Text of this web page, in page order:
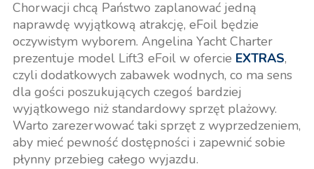
Chorwacji chcą Państwo zaplanować jedną
naprawdę wyjątkową atrakcję, eFoil będzie
oczywistym wyborem. Angelina Yacht Charter
prezentuje model Lift3 eFoil w ofercie EXTRAS,
czyli dodatkowych zabawek wodnych, co ma sens
dla gości poszukujących czegoś bardziej
wyjątkowego niż standardowy sprzęt plażowy.
Warto zarezerwować taki sprzęt z wyprzedzeniem,
aby mieć pewność dostępności i zapewnić sobie
płynny przebieg całego wyjazdu.